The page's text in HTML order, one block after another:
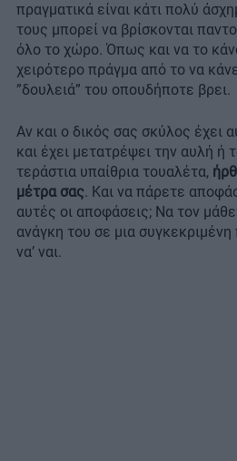
πραγματικά είναι κάτι πολύ
τους μπορεί να βρίσκονται
όλο το χώρο. Όπως και να το
χειρότερο πράγμα από το να
”δουλειά” του οπουδήποτε βρει.
Αν και ο δικός σας σκύλος έχει
και έχει μετατρέψει την αυλή ή
τεράστια υπαίθρια τουαλέτα,
μέτρα σας. Και να πάρετε
αυτές οι αποφάσεις; Να τον
ανάγκη του σε μια συγκεκριμένη
να’ ναι.